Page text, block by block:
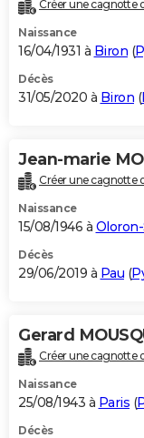
Créer une cagnotte
Naissance
16/04/1931 à Biron (
Décès
31/05/2020 à Biron (
Jean-marie
Créer une cagnotte
Naissance
15/08/1946 à
Décès
29/06/2019 à Pau (
Gerard
Créer une cagnotte
Naissance
25/08/1943 à Paris (
Décès